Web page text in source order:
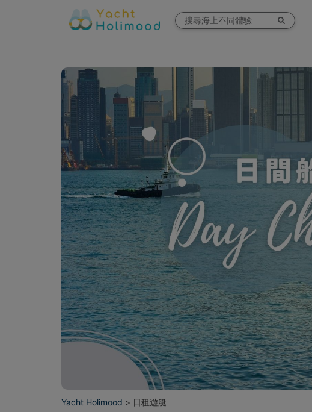
Yacht Holimood > 日租遊艇